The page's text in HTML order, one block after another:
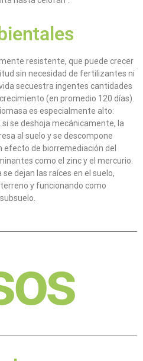
resistente, que puede crecer
sin necesidad de fertilizantes ni
secuestra ingentes cantidades
(en promedio 120 días).
es especialmente alto:
se deshoja mecánicamente, la
al suelo y se descompone
de biorremediación del
como el zinc y el mercurio.
dejan las raíces en el suelo,
y funcionando como